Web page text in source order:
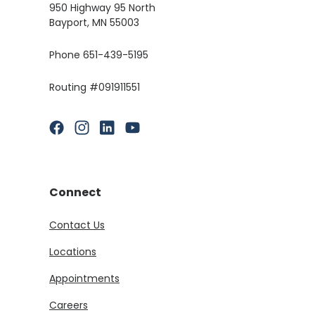
950 Highway 95 North
Bayport, MN 55003
Phone 651-439-5195
Routing #091911551
(Opens in a new Window)
(Opens in a new Window)
(Opens in a new Window)
(Opens in a new Window)
Connect
Contact Us
Locations
Appointments
Careers